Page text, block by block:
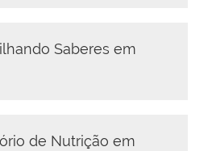
Saberes em
de Nutrição em